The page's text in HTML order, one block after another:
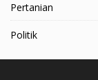
Pertanian
Politik